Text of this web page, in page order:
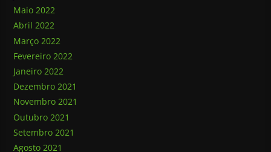
Maio 2022
Abril 2022
Março 2022
Fevereiro 2022
Janeiro 2022
Dezembro 2021
Novembro 2021
Outubro 2021
Setembro 2021
Agosto 2021